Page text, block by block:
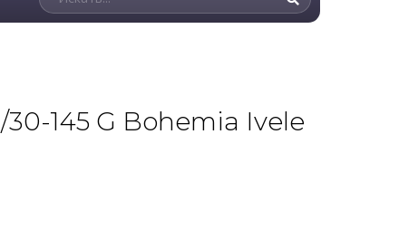
30-145 G Bohemia Ivele